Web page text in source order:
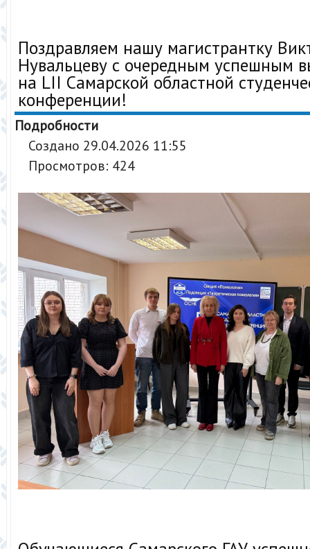
Поздравляем нашу магистрантку
Нувальцеву с очередным успешным
на LII Самарской областной
конференции!
Подробности
Создано 29.04.2026 11:55
Просмотров: 424